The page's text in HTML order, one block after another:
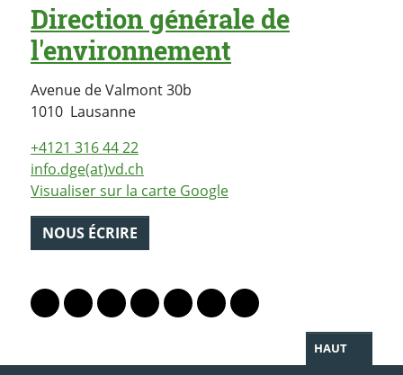
Direction générale de
l'environnement
Avenue de Valmont 30b
1010 LausanneSuisse
+4121 316 44 22
info.dge(at)vd.ch
Visualiser sur la carte Google
NOUS ÉCRIRE
Lien vers le profil Mastodon
Lien vers le profil Bluesky
Lien vers le profil Instagram
Lien vers le profil Linkedin
Lien vers le profil Facebook
Lien vers le profil Twitter
Partager par WhatsApp
HAUT